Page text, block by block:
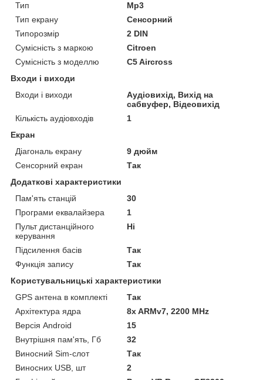
Тип
Mp3
Тип екрану
Сенсорний
Типорозмір
2 DIN
Сумісність з маркою
Citroen
Сумісність з моделлю
C5 Aircross
Входи і виходи
Входи і виходи
Аудіовихід, Вихід на
сабвуфер, Відеовихід
Кількість аудіовходів
1
Екран
Діагональ екрану
9 дюйм
Сенсорний екран
Так
Додаткові характеристики
Пам'ять станцій
30
Програми еквалайзера
1
Пульт дистанційного
керування
Ні
Підсилення басів
Так
Функція запису
Так
Користувальницькі характеристики
GPS антена в комплекті
Так
Архітектура ядра
8x ARMv7, 2200 MHz
Версія Android
15
Внутрішня пам'ять, Гб
32
Виносний Sim-слот
Так
Виносних USB, шт
2